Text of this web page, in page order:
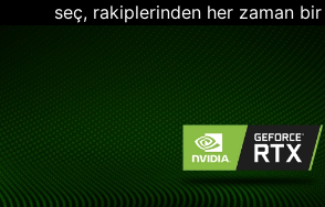
seç, rakiplerinden her zaman bir